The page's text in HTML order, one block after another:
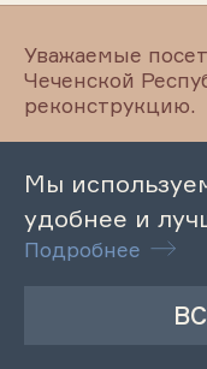
17.01.2025
Обзорная
Уважаемые
Чеченской
реконструкцию.
Мы
удобнее и
Подробнее